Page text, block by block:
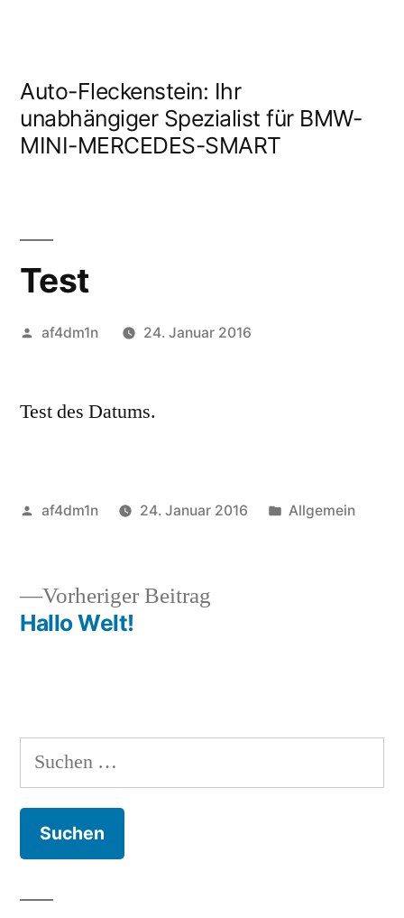
Auto-Fleckenstein: Ihr
unabhängiger Spezialist für BMW-
MINI-MERCEDES-SMART
Test
af4dm1n 24. Januar 2016
Test des Datums.
af4dm1n 24. Januar 2016 Allgemein
Vorheriger Beitrag
Hallo Welt!